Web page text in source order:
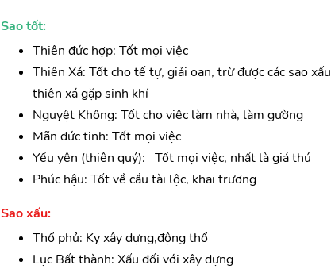
Sao tốt:
Thiên đức hợp: Tốt mọi việc
Thiên Xá: Tốt cho tế tự, giải oan, trừ được các sao
thiên xá gặp sinh khí
Nguyệt Không: Tốt cho việc làm nhà, làm gường
Mãn đức tinh: Tốt mọi việc
Yếu yên (thiên quý): Tốt mọi việc, nhất là giá thú
Phúc hậu: Tốt về cầu tài lộc, khai trương
Sao xấu:
Thổ phủ: Kỵ xây dựng,động thổ
Lục Bất thành: Xấu đối với xây dựng